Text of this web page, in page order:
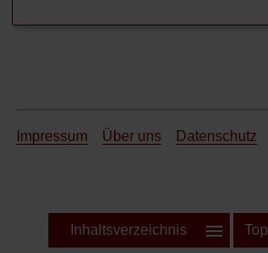
Impressum Über uns Datenschutz
Inhaltsverzeichnis Top